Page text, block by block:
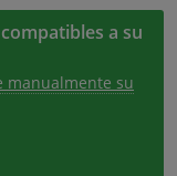
a su
manualmente su